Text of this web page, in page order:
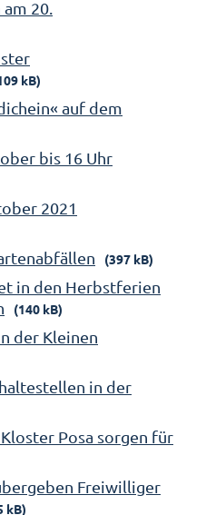
20.
kB)
auf dem
bis 16 Uhr
2021
(397 kB)
in den Herbstferien
(140 kB)
der Kleinen
in der
Posa sorgen für
Freiwilliger
kB)